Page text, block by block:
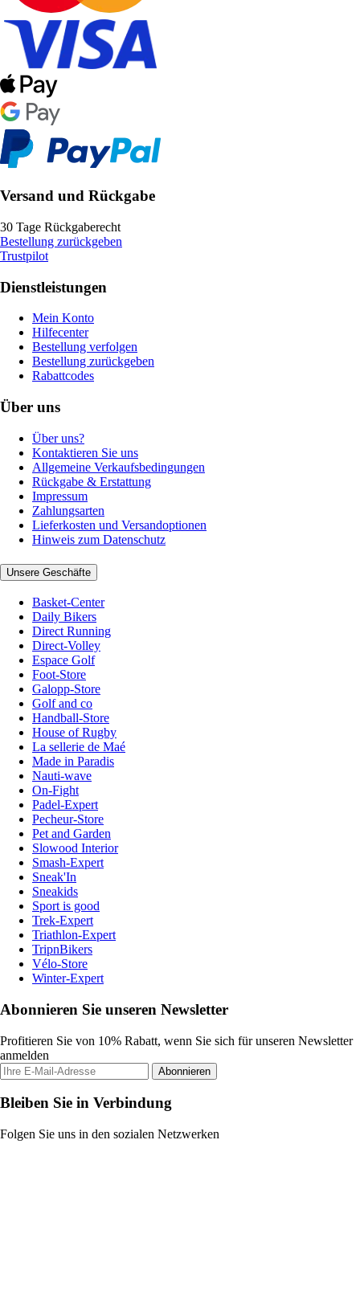
Versand und Rückgabe
30 Tage Rückgaberecht
Bestellung zurückgeben
Trustpilot
Dienstleistungen
Mein Konto
Hilfecenter
Bestellung verfolgen
Bestellung zurückgeben
Rabattcodes
Über uns
Über uns?
Kontaktieren Sie uns
Allgemeine Verkaufsbedingungen
Rückgabe & Erstattung
Impressum
Zahlungsarten
Lieferkosten und Versandoptionen
Hinweis zum Datenschutz
Unsere Geschäfte
Basket-Center
Daily Bikers
Direct Running
Direct-Volley
Espace Golf
Foot-Store
Galopp-Store
Golf and co
Handball-Store
House of Rugby
La sellerie de Maé
Made in Paradis
Nauti-wave
On-Fight
Padel-Expert
Pecheur-Store
Pet and Garden
Slowood Interior
Smash-Expert
Sneak'In
Sneakids
Sport is good
Trek-Expert
Triathlon-Expert
TripnBikers
Vélo-Store
Winter-Expert
Abonnieren Sie unseren Newsletter
Profitieren Sie von 10% Rabatt, wenn Sie sich für unseren Newsletter
anmelden
Abonnieren
Bleiben Sie in Verbindung
Folgen Sie uns in den sozialen Netzwerken